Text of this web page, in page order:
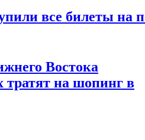
все билеты на
Востока
тратят на шопинг в